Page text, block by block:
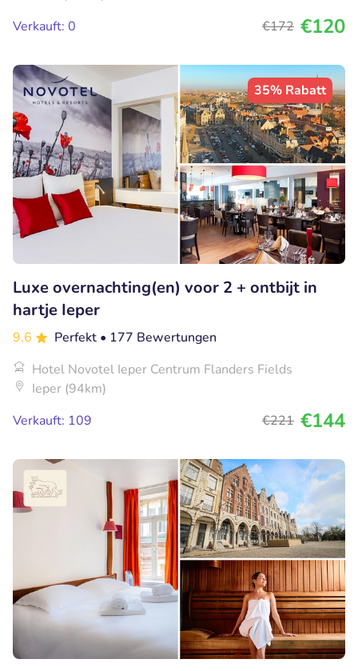
Verkauft: 0
€172 €120
35% Rabatt
Luxe overnachting(en) voor 2 + ontbijt in
hartje Ieper
9.6 Perfekt • 177 Bewertungen
Hotel Novotel Ieper Centrum Flanders Fields
Ieper (94km)
Verkauft: 109
€221 €144